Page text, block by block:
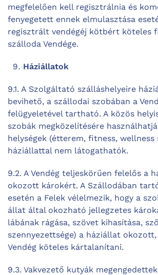
megfelelően kell regisztrálnia és
fenyegetett ennek elmulasztása
regisztrált vendégéj kötbért köteles
szálloda Vendége.
Háziállatok
9.1. A Szolgáltató szálláshelyeire
bevihető, a szállodai szobában a
felügyeletével tartható. A közös
szobák megközelítésére
helységek (étterem, fitness, wellness
háziállattal nem látogathatók.
9.2. A Vendég teljeskörűen felelős a
okozott károkért. A Szállodában
esetén a Felek vélelmezik, hogy a
állat által okozható jellegzetes
lábának rágása, szövet kihasítása,
szennyezettsége) a háziállat
Vendég köteles kártalanítani.
9.3. Vakvezető kutyák